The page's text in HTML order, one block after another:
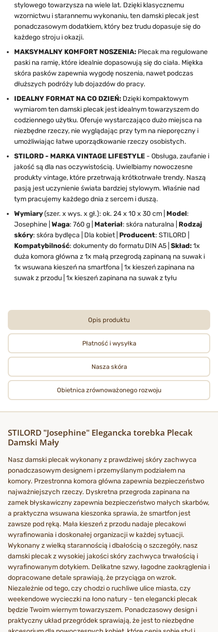
stylowego towarzysza na wiele lat. Dzięki klasycznemu
wzornictwu i starannemu wykonaniu, ten damski plecak jest
ponadczasowym dodatkiem, który bez trudu dopasuje się do
każdego stroju i okazji.
MAKSYMALNY KOMFORT NOSZENIA: Plecak ma regulowane
paski na ramię, które idealnie dopasowują się do ciała. Miękka
skóra pasków zapewnia wygodę noszenia, nawet podczas
dłuższych podróży lub dojazdów do pracy.
IDEALNY FORMAT NA CO DZIEŃ: Dzięki kompaktowym
wymiarom ten damski plecak jest idealnym towarzyszem do
codziennego użytku. Oferuje wystarczająco dużo miejsca na
niezbędne rzeczy, nie wyglądając przy tym na nieporęczny i
umożliwiając łatwe uporządkowanie rzeczy osobistych.
STILORD - MARKA VINTAGE LIFESTYLE - Obsługa, zaufanie i
jakość są dla nas oczywistością. Uwielbiamy nowoczesne
produkty vintage, które przetrwają krótkotrwałe trendy. Naszą
pasją jest uczynienie świata bardziej stylowym. Właśnie nad
tym pracujemy każdego dnia z sercem i duszą.
Wymiary(szer. x wys. x gł.): ok. 24 x 10 x 30 cm | Model:
Josephine | Waga: 760 g | Materiał: skóra naturalna | Rodzaj
skóry: skóra bydlęca | Dla kobiet | Producent: STILORD |
Kompatybilność: dokumenty do formatu DIN A5 | Skład:1x
duża komora główna z 1x małą przegrodą zapinaną na suwak i
1x wsuwana kieszeń na smartfona | 1x kieszeń zapinana na
suwak z przodu | 1x kieszeń zapinana na suwak z tyłu
Opis produktu
Płatność i wysyłka
Nasza skóra
Obietnica zrównoważonego rozwoju
STILORD "Josephine" Elegancka torebka Plecak
Damski Mały
Nasz damski plecak wykonany z prawdziwej skóry zachwyca
ponadczasowym designem i przemyślanym podziałem na
komory. Przestronna komora główna zapewnia bezpieczeństwo
najważniejszych rzeczy. Dyskretna przegroda zapinana na
zamek błyskawiczny zapewnia bezpieczeństwo małych skarbów,
a praktyczna wsuwana kieszonka sprawia, że smartfon jest
zawsze pod ręką. Mała kieszeń z przodu nadaje plecakowi
wyrafinowania i doskonałej organizacji w każdej sytuacji.
Wykonany z wielką starannością i dbałością o szczegóły, nasz
damski plecak z wysokiej jakości skóry zachwyca trwałością i
wyrafinowanym dotykiem. Delikatne szwy, łagodne zaokrąglenia i
dopracowane detale sprawiają, że przyciąga on wzrok.
Niezależnie od tego, czy chodzi o ruchliwe ulice miasta, czy
weekendowe wycieczki na łono natury - ten elegancki plecak
będzie Twoim wiernym towarzyszem. Ponadczasowy design i
praktyczny układ przegródek sprawiają, że jest to niezbędne